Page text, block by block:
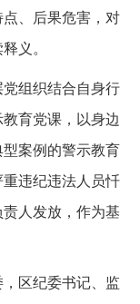
、后果危害，对
义。
组织结合自身行
育党课，以身边
案例的警示教育
违纪违法人员忏
人发放，作为基
区纪委书记、监